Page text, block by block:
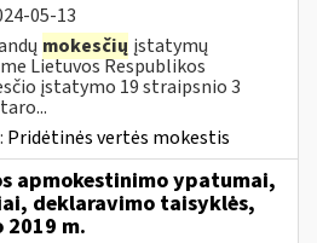
05-13
mokesčių įstatymų
Lietuvos Respublikos
įstatymo 19 straipsnio 3
Pridėtinės vertės mokestis
apmokestinimo ypatumai,
deklaravimo taisyklės,
2019 m.